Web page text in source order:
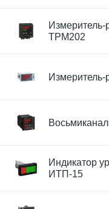
Измеритель-
ТРМ202
Индикатор
ИТП-15